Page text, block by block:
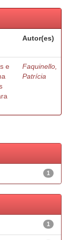
Autor(es)
e
Faquinello,
Patrícia
1
1